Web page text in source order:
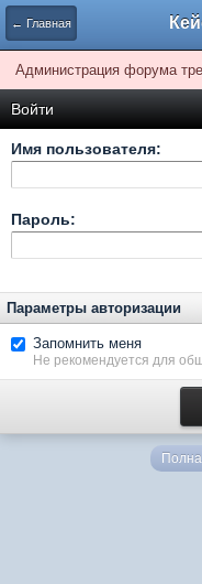
← Главная
Администрация форума
Войти
Имя пользователя:
Пароль:
Параметры авторизации
Запомнить меня
Не рекомендуется для